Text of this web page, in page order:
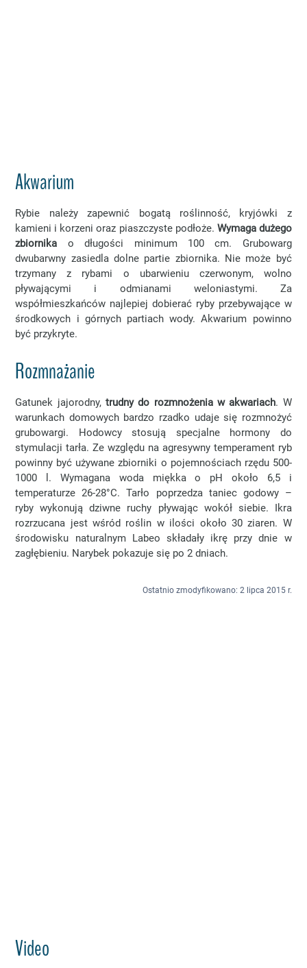
Akwarium
Rybie należy zapewnić bogatą roślinność, kryjówki z
kamieni i korzeni oraz piaszczyste podłoże. Wymaga dużego
zbiornika o długości minimum 100 cm. Grubowarg
dwubarwny zasiedla dolne partie zbiornika. Nie może być
trzymany z rybami o ubarwieniu czerwonym, wolno
pływającymi i odmianami weloniastymi. Za
współmieszkańców najlepiej dobierać ryby przebywające w
środkowych i górnych partiach wody. Akwarium powinno
być przykryte.
Rozmnażanie
Gatunek jajorodny,trudny do rozmnożenia w akwariach. W
warunkach domowych bardzo rzadko udaje się rozmnożyć
grubowargi. Hodowcy stosują specjalne hormony do
stymulacji tarła. Ze względu na agresywny temperament ryb
powinny być używane zbiorniki o pojemnościach rzędu 500-
1000 l. Wymagana woda miękka o pH około 6,5 i
temperaturze 26-28°C. Tarło poprzedza taniec godowy –
ryby wykonują dziwne ruchy pływając wokół siebie. Ikra
rozrzucana jest wśród roślin w ilości około 30 ziaren. W
środowisku naturalnym Labeo składały ikrę przy dnie w
zagłębieniu. Narybek pokazuje się po 2 dniach.
Ostatnio zmodyfikowano: 2 lipca 2015 r.
Video